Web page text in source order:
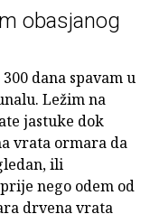
obasjanog
dana spavam u
Ležim na
jastuke dok
vrata ormara da
ili
nego odem od
drvena vrata